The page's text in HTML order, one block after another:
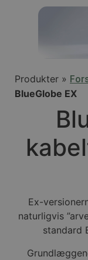
Produkter »
BlueGlobe EX
Ex-
naturligvis
standard